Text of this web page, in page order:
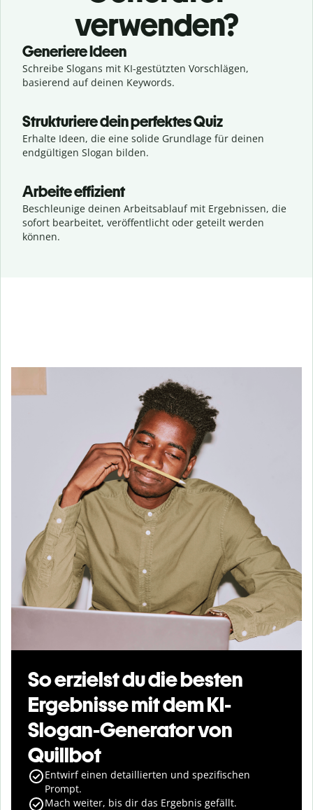
verwenden?
Generiere Ideen
Schreibe Slogans mit KI-gestützten Vorschlägen,
basierend auf deinen Keywords.
Strukturiere dein perfektes Quiz
Erhalte Ideen, die eine solide Grundlage für deinen
endgültigen Slogan bilden.
Arbeite effizient
Beschleunige deinen Arbeitsablauf mit Ergebnissen, die
sofort bearbeitet, veröffentlicht oder geteilt werden
können.
So erzielst du die besten
Ergebnisse mit dem KI-
Slogan-Generator von
Quillbot
Entwirf einen detaillierten und spezifischen
Prompt.
Mach weiter, bis dir das Ergebnis gefällt.